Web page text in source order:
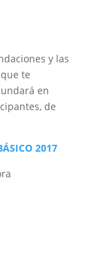
y las
te
en
de
2017